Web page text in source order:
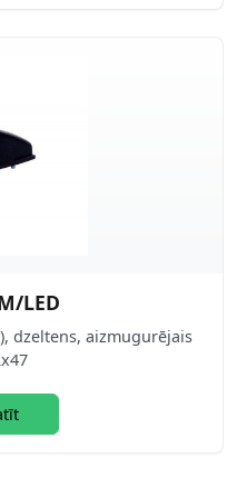
LED
dzeltens, aizmugurējais